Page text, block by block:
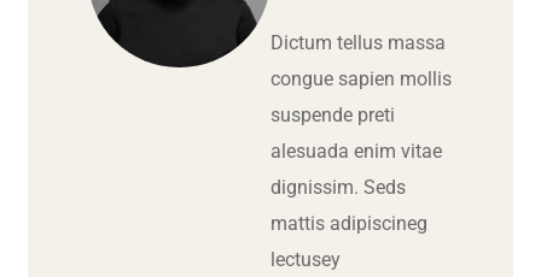
Dictum tellus massa
congue sapien mollis
suspende preti
alesuada enim vitae
dignissim. Seds
mattis adipiscineg
lectusey